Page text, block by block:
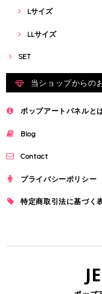
Lサイズ
LLサイズ
SET
当ショップからの
ポップアートパネルと
Blog
Contact
プライバシーポリシー
特定商取引法に基づく